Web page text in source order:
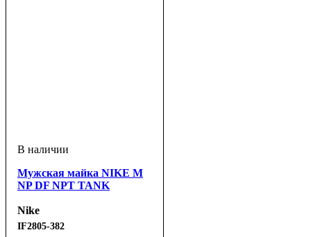
Мужская майка NIKE M
NP DF NPT TANK
Nike
IF2805-382